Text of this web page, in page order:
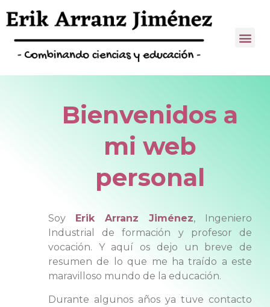
Bienvenidos a
mi web
personal
Soy Erik Arranz Jiménez, Ingeniero
Industrial de formación y profesor de
vocación. Y aquí os dejo un breve de
resumen de lo que me ha traído a este
maravilloso mundo de la educación.
Durante algunos años ya tuve contacto